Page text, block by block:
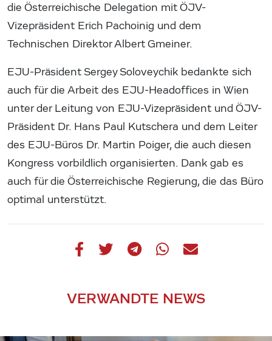
die Österreichische Delegation mit ÖJV-
Vizepräsident Erich Pachoinig und dem
Technischen Direktor Albert Gmeiner.
EJU-Präsident Sergey Soloveychik bedankte sich
auch für die Arbeit des EJU-Headoffices in Wien
unter der Leitung von EJU-Vizepräsident und ÖJV-
Präsident Dr. Hans Paul Kutschera und dem Leiter
des EJU-Büros Dr. Martin Poiger, die auch diesen
Kongress vorbildlich organisierten. Dank gab es
auch für die Österreichische Regierung, die das Büro
optimal unterstützt.
VERWANDTE NEWS